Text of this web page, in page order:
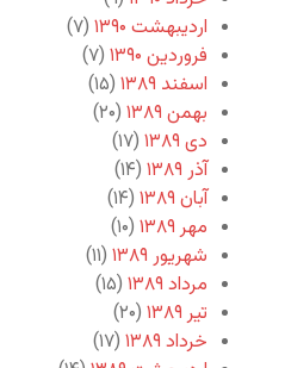
اردیبهشت ۱۳۹۰
(۷)
فروردین ۱۳۹۰
(۷)
اسفند ۱۳۸۹
(۱۵)
بهمن ۱۳۸۹
(۲۰)
دی ۱۳۸۹
(۱۷)
آذر ۱۳۸۹
(۱۴)
آبان ۱۳۸۹
(۱۴)
مهر ۱۳۸۹
(۱۰)
شهریور ۱۳۸۹
(۱۱)
مرداد ۱۳۸۹
(۱۵)
تیر ۱۳۸۹
(۲۰)
خرداد ۱۳۸۹
(۱۷)